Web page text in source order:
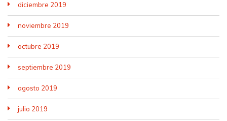
diciembre 2019
noviembre 2019
octubre 2019
septiembre 2019
agosto 2019
julio 2019